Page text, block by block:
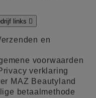
links 
en
voorwaarden
verklaring
MAZ Beautyland
betaalmethode